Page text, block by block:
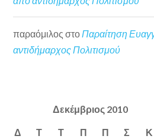
παραόμιλος στο Παραίτηση
αντιδήμαρχος Πολιτισμού
Δεκέμβριος 2010
Δ Τ Τ Π Π Σ Κ